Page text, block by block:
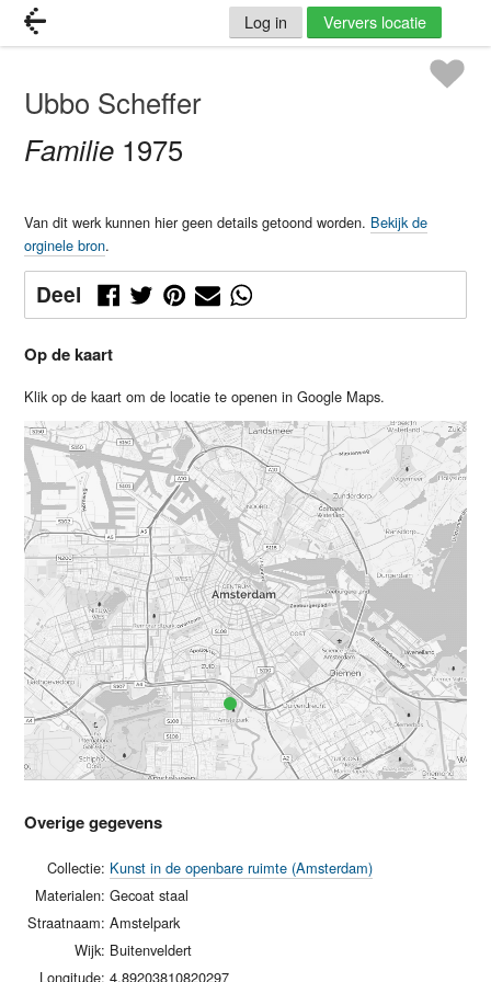
Log in Ververs locatie
Ubbo Scheffer
Familie 1975
Van dit werk kunnen hier geen details getoond worden. Bekijk de
orginele bron.
Deel
Op de kaart
Klik op de kaart om de locatie te openen in Google Maps.
Overige gegevens
Collectie: Kunst in de openbare ruimte (Amsterdam)
Materialen: Gecoat staal
Straatnaam: Amstelpark
Wijk: Buitenveldert
Longitude: 4.89203810820297